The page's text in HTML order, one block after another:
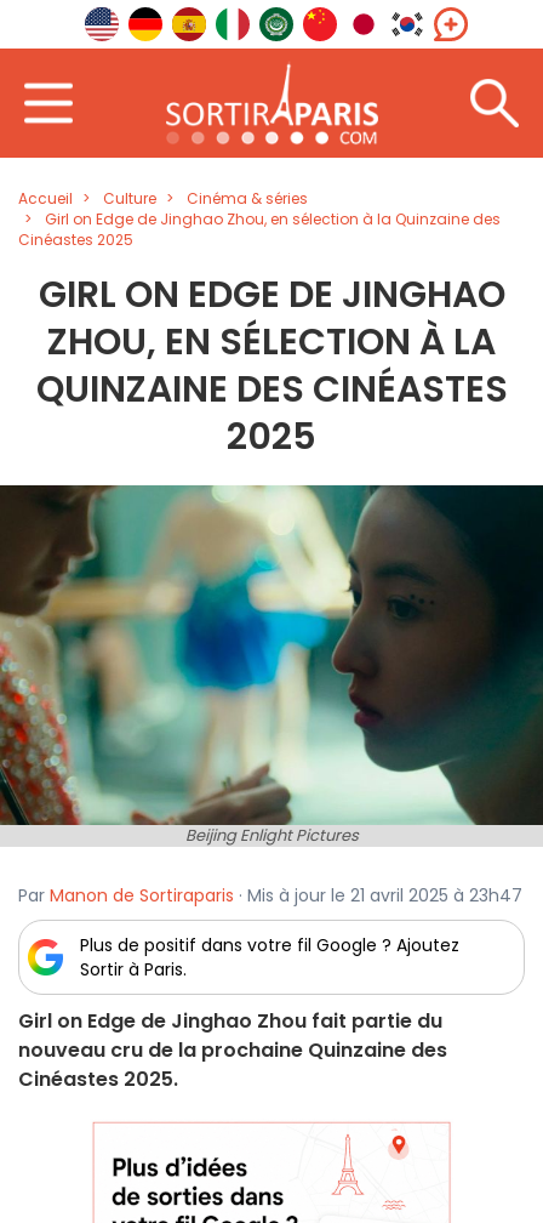
Accueil Culture
Cinéma & séries
Girl on Edge de Jinghao Zhou, en sélection à la Quinzaine des
Cinéastes 2025
GIRL ON EDGE DE JINGHAO
ZHOU, EN SÉLECTION À LA
QUINZAINE DES CINÉASTES
2025
Beijing Enlight Pictures
Par Manon de Sortiraparis · Mis à jour le 21 avril 2025 à 23h47
Plus de positif dans votre fil Google ? Ajoutez
Sortir à Paris.
Girl on Edge de Jinghao Zhou fait partie du
nouveau cru de la prochaine Quinzaine des
Cinéastes 2025.